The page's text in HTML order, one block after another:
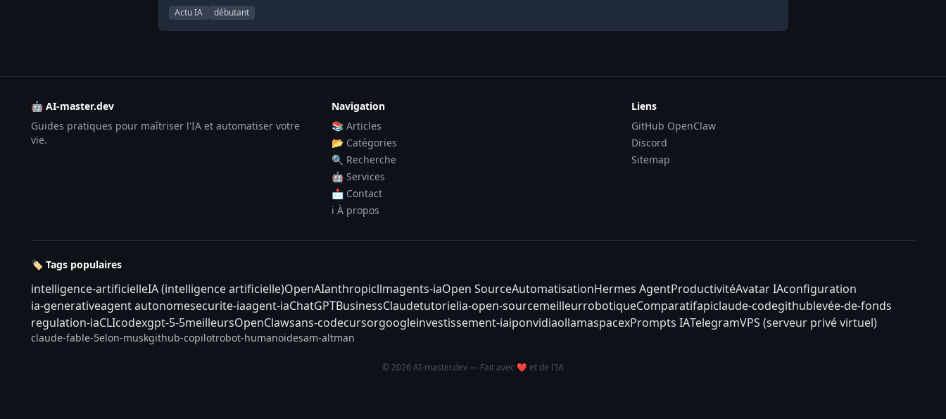
Actu IA débutant
🤖 AI-master.dev
Guides pratiques pour maîtriser l'IA et automatiser votre
vie.
Navigation
📚 Articles
📂 Catégories
🔍 Recherche
🤖 Services
📩 Contact
ℹ️ À propos
Liens
GitHub OpenClaw
Discord
Sitemap
🏷️ Tags populaires
intelligence-artificielleIA (intelligence artificielle)OpenAIanthropicllmagents-iaOpen SourceAutomatisationHermes AgentProductivitéAvatar IAconfiguration
ia-generativeagent autonomesecurite-iaagent-iaChatGPTBusinessClaudetutorielia-open-sourcemeilleurrobotiqueComparatifapiclaude-codegithublevée-de-fonds
regulation-iaCLIcodexgpt-5-5meilleursOpenClawsans-codecursorgoogleinvestissement-iaiponvidiaollamaspacexPrompts IATelegramVPS (serveur privé virtuel)
claude-fable-5elon-muskgithub-copilotrobot-humanoidesam-altman
© 2026 AI-master.dev — Fait avec ❤️ et de l'IA